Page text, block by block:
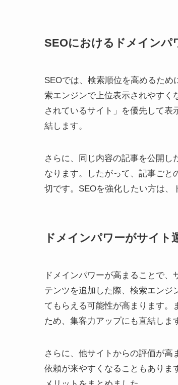
SEOにおけるドメインパ
SEOでは、検索順位を高めるた
索エンジンで上位表示されやすく
されているサイト」を優先して表
結します。
さらに、同じ内容の記事を公開し
なります。したがって、記事ごと
切です。SEOを強化したい方は、
ドメインパワーがサイト
ドメインパワーが高まることで
テンツを追加した際、検索エンジ
てもらえる可能性が高まります。
ため、集客力アップにも直結しま
さらに、他サイトからの評価が
依頼が来やすくなることもありま